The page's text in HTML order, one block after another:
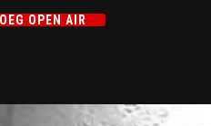
OPEN AIR